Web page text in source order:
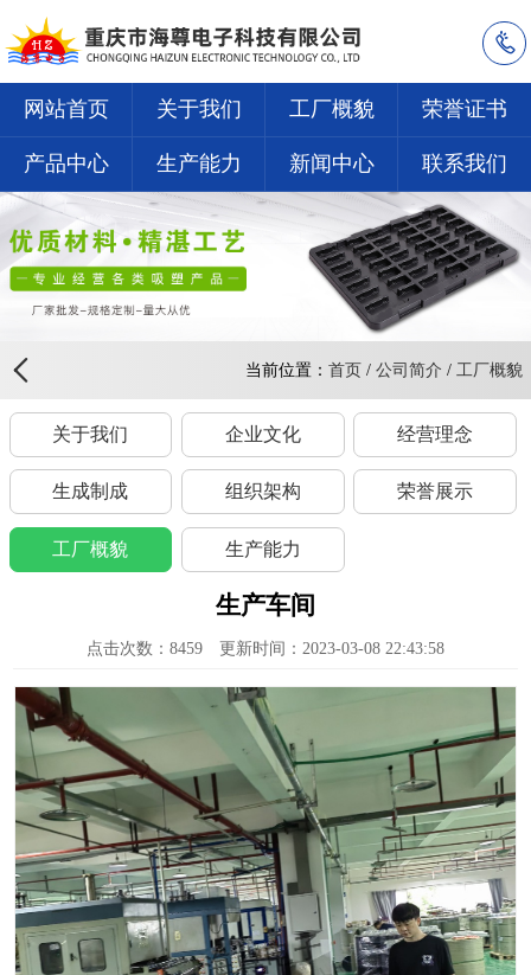
网站首页 关于我们 工厂概貌 荣誉证书
产品中心 生产能力 新闻中心 联系我们
当前位置： 首页 / 公司简介 / 工厂概貌
关于我们 企业文化 经营理念
生成制成 组织架构 荣誉展示
工厂概貌 生产能力
生产车间
点击次数： 8459 更新时间：2023-03-08 22:43:58